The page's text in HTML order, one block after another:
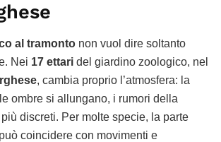
al tramonto non vuol dire soltanto
Nei 17 ettari del giardino zoologico, nel
, cambia proprio l’atmosfera: la
ombre si allungano, i rumori della
discreti. Per molte specie, la parte
coincidere con movimenti e